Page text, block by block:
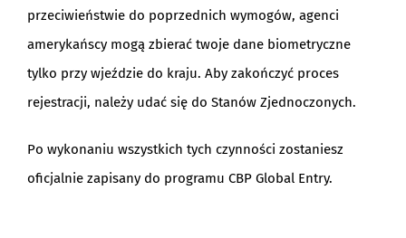
przeciwieństwie do poprzednich wymogów, agenci
amerykańscy mogą zbierać twoje dane biometryczne
tylko przy wjeździe do kraju. Aby zakończyć proces
rejestracji, należy udać się do Stanów Zjednoczonych.
Po wykonaniu wszystkich tych czynności zostaniesz
oficjalnie zapisany do programu CBP Global Entry.